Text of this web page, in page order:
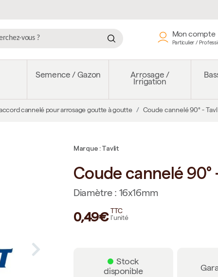
Mon compte
Particulier /
Semence / Gazon
Arrosage /
Irrigation
cannelé pour arrosage goutte à goutte Coude cannelé 90° -
Marque : Tavlit
Coude cannelé 90°
Diamètre : 16x16mm
0,49€ TTC
l'unité
Stock
disponible